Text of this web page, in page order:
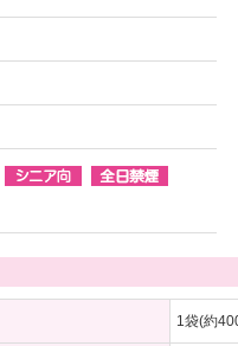
1袋(約